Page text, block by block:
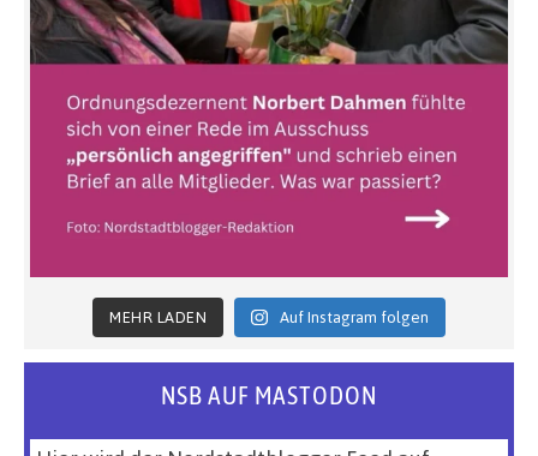
MEHR LADEN Auf Instagram folgen
NSB AUF MASTODON